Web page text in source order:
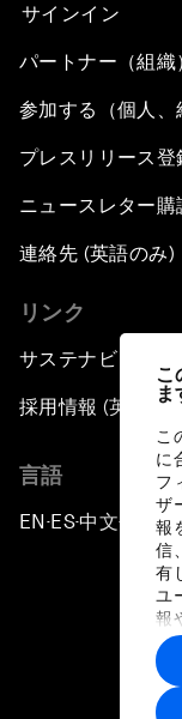
こ
ま
こ
に
フ
ザ
報
信
有
ユ
報
に
ト
す。
サインイン
パートナー（組織
参加する（個人、
プレスリリース登
ニュースレター購
連絡先 (英語のみ)
リンク
サステナビリティ
採用情報 (英語の
言語
EN ▪ES▪中文▪ 日本語
プラ